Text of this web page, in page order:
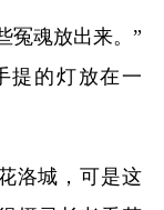
冤魂放出来。”
提的灯放在一
洛城，可是这